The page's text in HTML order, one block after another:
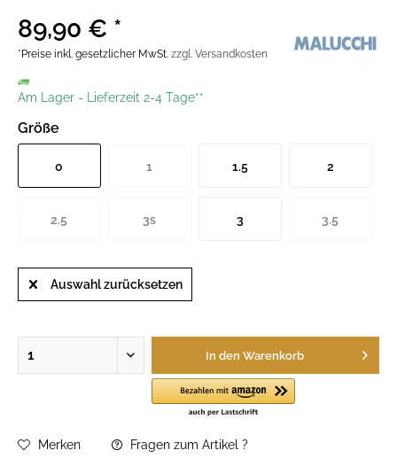
89,90 € *
*Preise inkl. gesetzlicher MwSt. zzgl. Versandkosten
Am Lager - Lieferzeit 2-4 Tage**
Größe
0 1 1.5 2
2.5 3s 3 3.5
Auswahl zurücksetzen
In den Warenkorb
Merken Fragen zum Artikel ?